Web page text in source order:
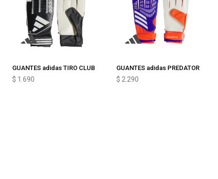
GUANTES adidas TIRO CLUB
$ 1.690
GUANTES adidas PREDATOR
$ 2.290